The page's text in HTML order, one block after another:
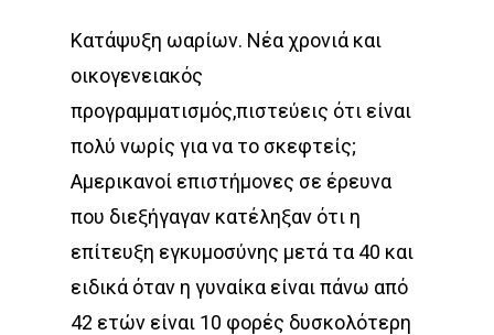
Κατάψυξη ωαρίων. Νέα χρονιά και
οικογενειακός
προγραμματισμός,πιστεύεις ότι είναι
πολύ νωρίς για να το σκεφτείς;
Αμερικανοί επιστήμονες σε έρευνα
που διεξήγαγαν κατέληξαν ότι η
επίτευξη εγκυμοσύνης μετά τα 40 και
ειδικά όταν η γυναίκα είναι πάνω από
42 ετών είναι 10 φορές δυσκολότερη